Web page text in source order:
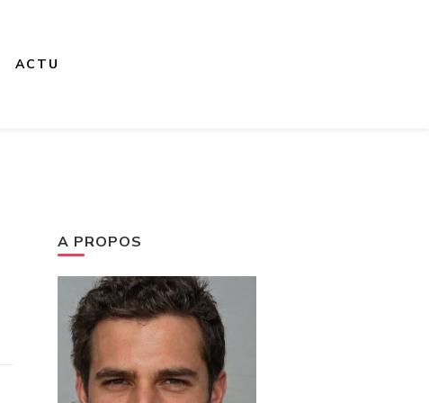
ACTU
A PROPOS